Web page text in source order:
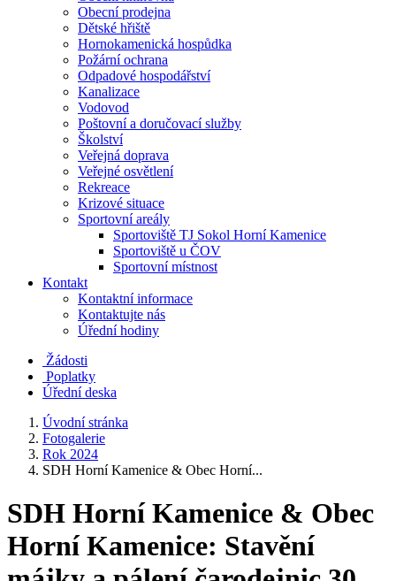
Obecní prodejna
Dětské hřiště
Hornokamenická hospůdka
Požární ochrana
Odpadové hospodářství
Kanalizace
Vodovod
Poštovní a doručovací služby
Školství
Veřejná doprava
Veřejné osvětlení
Rekreace
Krizové situace
Sportovní areály
Sportoviště TJ Sokol Horní Kamenice
Sportoviště u ČOV
Sportovní místnost
Kontakt
Kontaktní informace
Kontaktujte nás
Úřední hodiny
Žádosti
Poplatky
Úřední deska
Úvodní stránka
Fotogalerie
Rok 2024
SDH Horní Kamenice & Obec Horní...
SDH Horní Kamenice & Obec
Horní Kamenice: Stavění